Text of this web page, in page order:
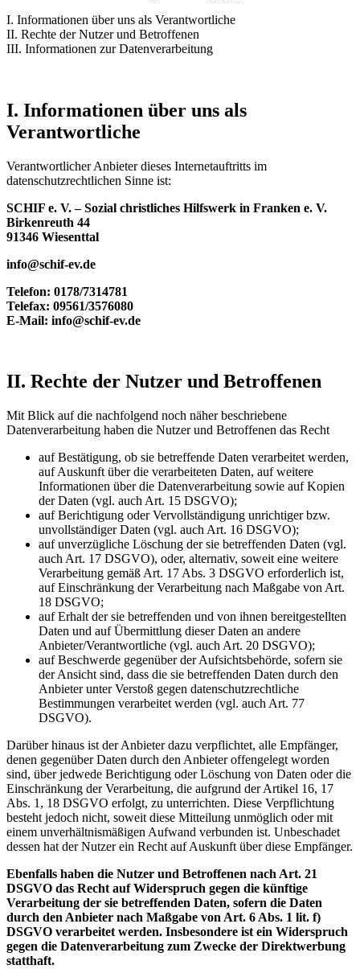
I. Informationen über uns als Verantwortliche
II. Rechte der Nutzer und Betroffenen
III. Informationen zur Datenverarbeitung
I. Informationen über uns als
Verantwortliche
Verantwortlicher Anbieter dieses Internetauftritts im
datenschutzrechtlichen Sinne ist:
SCHIF e. V. – Sozial christliches Hilfswerk in Franken e. V.
Birkenreuth 44
91346 Wiesenttal
info@schif-ev.de
Telefon: 0178/7314781
Telefax: 09561/3576080
E-Mail: info@schif-ev.de
II. Rechte der Nutzer und Betroffenen
Mit Blick auf die nachfolgend noch näher beschriebene
Datenverarbeitung haben die Nutzer und Betroffenen das Recht
auf Bestätigung, ob sie betreffende Daten verarbeitet werden,
auf Auskunft über die verarbeiteten Daten, auf weitere
Informationen über die Datenverarbeitung sowie auf Kopien
der Daten (vgl. auch Art. 15 DSGVO);
auf Berichtigung oder Vervollständigung unrichtiger bzw.
unvollständiger Daten (vgl. auch Art. 16 DSGVO);
auf unverzügliche Löschung der sie betreffenden Daten (vgl.
auch Art. 17 DSGVO), oder, alternativ, soweit eine weitere
Verarbeitung gemäß Art. 17 Abs. 3 DSGVO erforderlich ist,
auf Einschränkung der Verarbeitung nach Maßgabe von Art.
18 DSGVO;
auf Erhalt der sie betreffenden und von ihnen bereitgestellten
Daten und auf Übermittlung dieser Daten an andere
Anbieter/Verantwortliche (vgl. auch Art. 20 DSGVO);
auf Beschwerde gegenüber der Aufsichtsbehörde, sofern sie
der Ansicht sind, dass die sie betreffenden Daten durch den
Anbieter unter Verstoß gegen datenschutzrechtliche
Bestimmungen verarbeitet werden (vgl. auch Art. 77
DSGVO).
Darüber hinaus ist der Anbieter dazu verpflichtet, alle Empfänger,
denen gegenüber Daten durch den Anbieter offengelegt worden
sind, über jedwede Berichtigung oder Löschung von Daten oder die
Einschränkung der Verarbeitung, die aufgrund der Artikel 16, 17
Abs. 1, 18 DSGVO erfolgt, zu unterrichten. Diese Verpflichtung
besteht jedoch nicht, soweit diese Mitteilung unmöglich oder mit
einem unverhältnismäßigen Aufwand verbunden ist. Unbeschadet
dessen hat der Nutzer ein Recht auf Auskunft über diese Empfänger.
Ebenfalls haben die Nutzer und Betroffenen nach Art. 21
DSGVO das Recht auf Widerspruch gegen die künftige
Verarbeitung der sie betreffenden Daten, sofern die Daten
durch den Anbieter nach Maßgabe von Art. 6 Abs. 1 lit. f)
DSGVO verarbeitet werden. Insbesondere ist ein Widerspruch
gegen die Datenverarbeitung zum Zwecke der Direktwerbung
statthaft.